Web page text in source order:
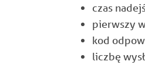
czas
pierwszy
kod
liczbę